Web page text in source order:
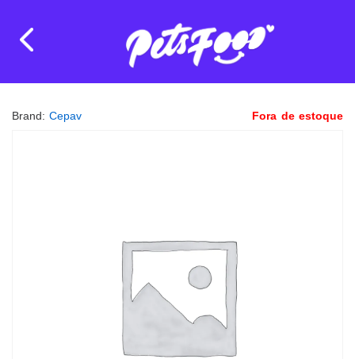
Brand:Cepav Fora de estoque